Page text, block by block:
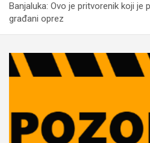
Banjaluka: Ovo je pritvorenik koji je
građani oprez